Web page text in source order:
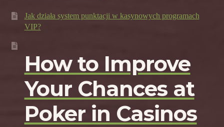
Jak działa system punktacji w kasynowych programach
VIP?
How to Improve
Your Chances at
Poker in Casinos